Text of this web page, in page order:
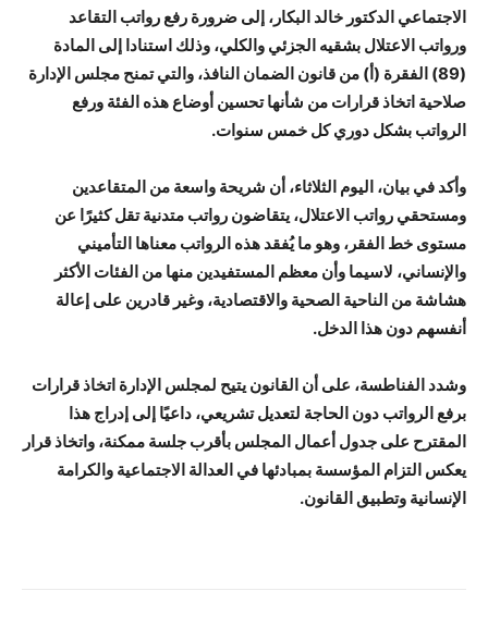
الاجتماعي الدكتور خالد البكار، إلى ضرورة رفع رواتب التقاعد
ورواتب الاعتلال بشقيه الجزئي والكلي، وذلك استنادا إلى المادة
(89) الفقرة (أ) من قانون الضمان النافذ، والتي تمنح مجلس الإدارة
صلاحية اتخاذ قرارات من شأنها تحسين أوضاع هذه الفئة ورفع
الرواتب بشكل دوري كل خمس سنوات.
وأكد في بيان، اليوم الثلاثاء، أن شريحة واسعة من المتقاعدين
ومستحقي رواتب الاعتلال، يتقاضون رواتب متدنية تقل كثيرًا عن
مستوى خط الفقر، وهو ما يُفقد هذه الرواتب معناها التأميني
والإنساني، لاسيما وأن معظم المستفيدين منها من الفئات الأكثر
هشاشة من الناحية الصحية والاقتصادية، وغير قادرين على إعالة
أنفسهم دون هذا الدخل.
وشدد الفناطسة، على أن القانون يتيح لمجلس الإدارة اتخاذ قرارات
برفع الرواتب دون الحاجة لتعديل تشريعي، داعيًا إلى إدراج هذا
المقترح على جدول أعمال المجلس بأقرب جلسة ممكنة، واتخاذ قرار
يعكس التزام المؤسسة بمبادئها في العدالة الاجتماعية والكرامة
الإنسانية وتطبيق القانون.